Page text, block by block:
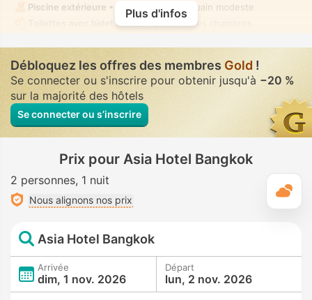
Piscine extérieure • Mixte • Tenue de bain modeste
Toilettes avec bidet à buse
• Dans toutes chambres
Plus d'infos
Débloquez les offres des membres Gold !
Se connecter ou s'inscrire pour obtenir jusqu'à −20 %
sur la majorité des hôtels
Se connecter ou s’inscrire
Prix pour Asia Hotel Bangkok
2 personnes 1 nuit
Nous alignons nos prix
Asia Hotel Bangkok
Arrivée
dim, 1 nov. 2026
Départ
lun, 2 nov. 2026